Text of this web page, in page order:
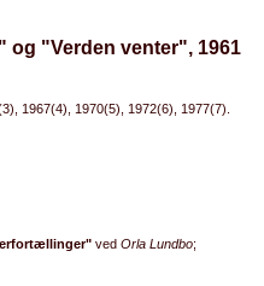
og "Verden venter", 1961
1967(4), 1970(5), 1972(6), 1977(7).
ved Orla Lundbo;